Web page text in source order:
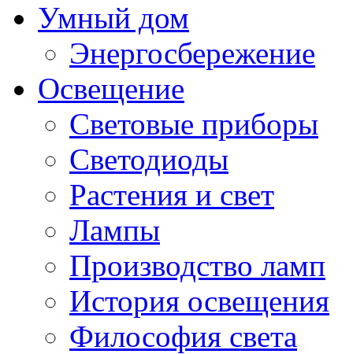
Умный дом
Энергосбережение
Освещение
Световые приборы
Светодиоды
Растения и свет
Лампы
Производство ламп
История освещения
Философия света